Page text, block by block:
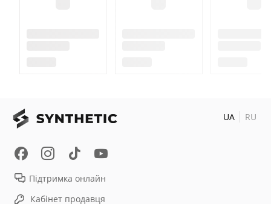
Підтримка онлайн
Кабінет продавця
UA RU